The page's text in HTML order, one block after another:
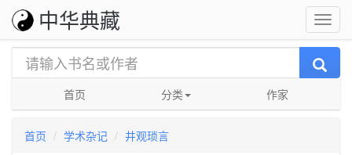
中华典藏
首页 分类 作家
首页 学术杂记 井观琐言